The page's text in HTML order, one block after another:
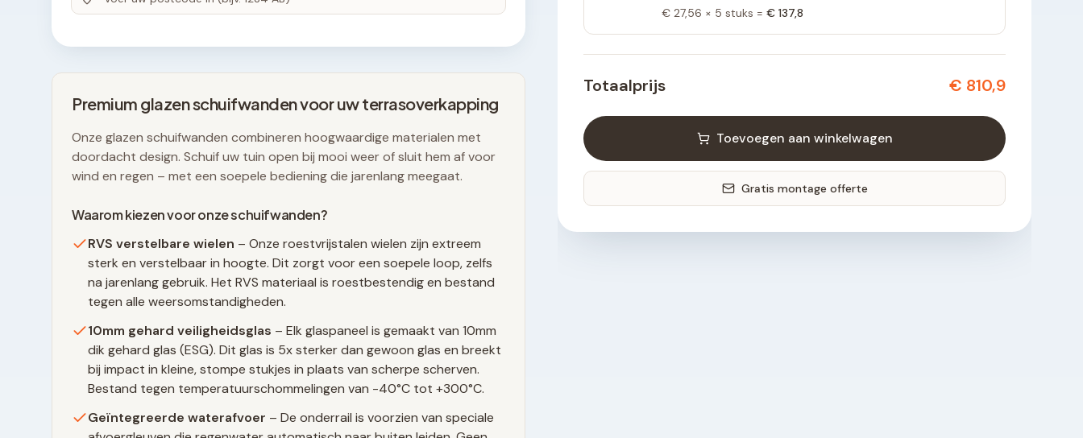
Premium glazen schuifwanden voor uw terrasoverkapping
Onze glazen schuifwanden combineren hoogwaardige materialen met
doordacht design. Schuif uw tuin open bij mooi weer of sluit hem af voor
wind en regen – met een soepele bediening die jarenlang meegaat.
Waarom kiezen voor onze schuifwanden?
RVS verstelbare wielen – Onze roestvrijstalen wielen zijn extreem
sterk en verstelbaar in hoogte. Dit zorgt voor een soepele loop, zelfs
na jarenlang gebruik. Het RVS materiaal is roestbestendig en bestand
tegen alle weersomstandigheden.
10mm gehard veiligheidsglas – Elk glaspaneel is gemaakt van 10mm
dik gehard glas (ESG). Dit glas is 5x sterker dan gewoon glas en breekt
bij impact in kleine, stompe stukjes in plaats van scherpe scherven.
Bestand tegen temperatuurschommelingen van -40°C tot +300°C.
Geïntegreerde waterafvoer – De onderrail is voorzien van speciale
€ 27,56 × 5 stuks = € 137,8
Totaalprijs € 810,9
Toevoegen aan winkelwagen
Gratis montage offerte